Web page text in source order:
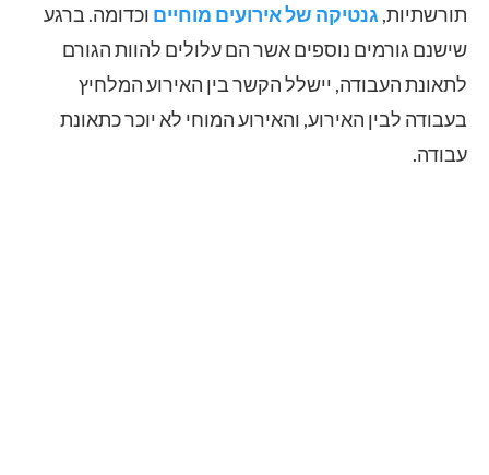
תורשתיות, גנטיקה של אירועים מוחיים וכדומה. ברגע
שישנם גורמים נוספים אשר הם עלולים להוות הגורם
לתאונת העבודה, יישלל הקשר בין האירוע המלחיץ
בעבודה לבין האירוע, והאירוע המוחי לא יוכר כתאונת
עבודה.